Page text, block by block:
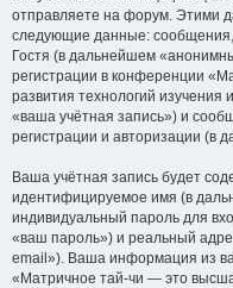
отправляете на форум. Этими
следующие данные:
Гостя (в дальнейшем
регистрации в конференции
развития технологий
«ваша учётная запись») и
регистрации и авторизации
Ваша учётная запись будет
идентифицируемое имя (в
индивидуальный пароль для
«ваш пароль») и реальный
email»). Ваша информация из
«Матричное тай-чи — это